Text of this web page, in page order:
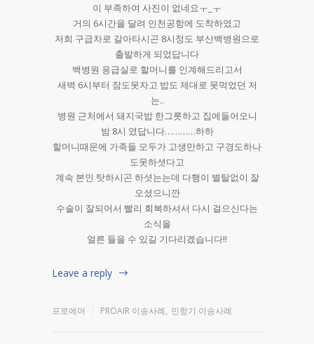
이 부족하여 사진이 없네요ㅜ_ㅜ
거의 6시간을 달려 인천공항에 도착하였고
저희 구급차로 갈아타시곤 8시정도 부산백병원으로
출발하게 되었답니다
백병원 응급실로 할머니를 인계해드리고서
새벽 6시부터 잠도못자고 밥도 제대로 못먹었던 저
는..
병원 근처에서 돼지국밥 한그릇하고 집에들어오니
밤 8시 였답니다…………하하
할머니때문에 가족들 모두가 고생만하고 구경도하나
도못하셧다고
계속 본인 탓하시곤 하셧는는데 다행이 별탈없이 잘
오셨으니깐
수술이 잘되어서 빨리 회복하셔서 다시 걸으신다는
소식을
얼른 들을 수 있길 기다리겠습니다!!
Leave a reply
프로에어 PROAIR 이송사례, 민항기 이송사례